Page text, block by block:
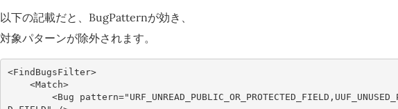
以下の記載だと、BugPatternが効き、
対象パターンが除外されます。
<FindBugsFilter>
<Match>
<Bug
pattern=